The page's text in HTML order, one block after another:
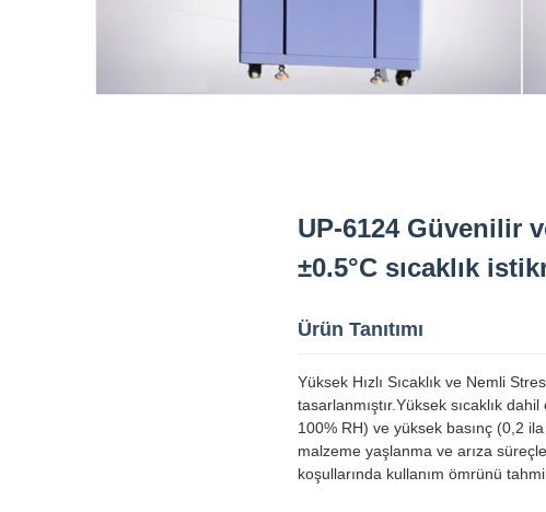
UP-6124 Güvenilir
±0.5°C sıcaklık
Ürün Tanıtımı
Yüksek Hızlı Sıcaklık ve Nemli
tasarlanmıştır.Yüksek sıcaklık
100% RH) ve yüksek basınç (0,2
malzeme yaşlanma ve arıza
koşullarında kullanım ömrünü